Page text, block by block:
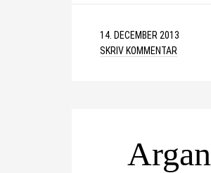
14. DECEMBER 2013
SKRIV KOMMENTAR